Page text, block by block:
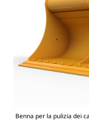
Benna per la pulizia dei